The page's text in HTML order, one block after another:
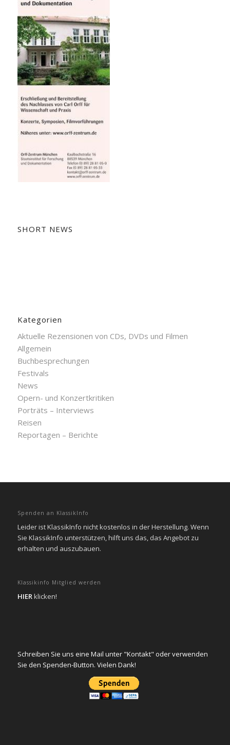
SHORT NEWS
Kategorien
Aktuelle Rezensionen von CDs, DVDs und Filmen
Allgemein
Buchbesprechungen
Festivals
News
Opern- und Konzertkritiken
Porträts – Interviews
Reisen
Reportagen – Berichte
Spenden an KlassikInfo
Leider ist KlassikInfo nicht kostenlos in der Herstellung. Wenn
Sie KlassikInfo unterstützen, hilft uns das, das Angebot zu
erhalten und auszubauen.
Klassikinfo Mitglied werden
HIERklicken!
Schreiben Sie uns eine Mail unter "Kontakt" oder verwenden
Sie den Spenden-Button. Vielen Dank!